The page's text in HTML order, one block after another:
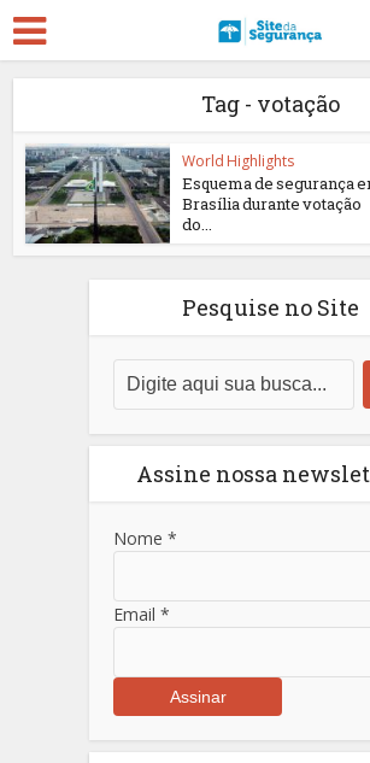
Tag - votação
World Highlights
Esquema de segurança
Brasília durante votação
do...
Pesquise no Site
Assine nossa
Nome *
Email *